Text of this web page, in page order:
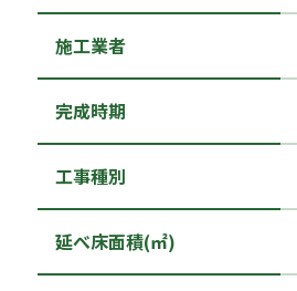
施工業者
完成時期
工事種別
延べ床面積(㎡)